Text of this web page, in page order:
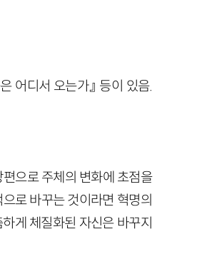
어디서 오는가』 등이 있음.
으로 주체의 변화에 초점을
로 바꾸는 것이라면 혁명의
게 체질화된 자신은 바꾸지